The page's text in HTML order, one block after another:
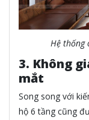
Hệ thống
3. Không
mắt
Song song với
hộ 6 tầng cũng